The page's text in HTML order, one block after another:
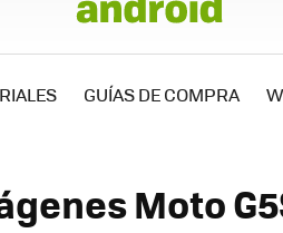
GUÍAS DE COMPRA
Moto